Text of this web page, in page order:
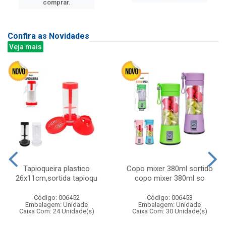
comprar.
Confira as Novidades
Veja mais
Tapioqueira plastico
26x11cm,sortida tapioqu
Código: 006452
Embalagem: Unidade
Caixa Com: 24 Unidade(s)
Copo mixer 380ml sortido
copo mixer 380ml so
Código: 006453
Embalagem: Unidade
Caixa Com: 30 Unidade(s)